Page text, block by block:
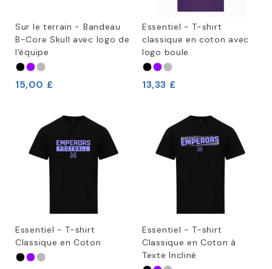
Sur le terrain - Bandeau
B-Core Skull avec logo de
l'équipe
15,00 £
Essentiel - T-shirt
classique en coton avec
logo boule
13,33 £
Essentiel - T-shirt
Classique en Coton
Essentiel - T-shirt
Classique en Coton à
Texte Incliné